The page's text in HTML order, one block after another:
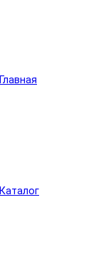
Главная
Каталог